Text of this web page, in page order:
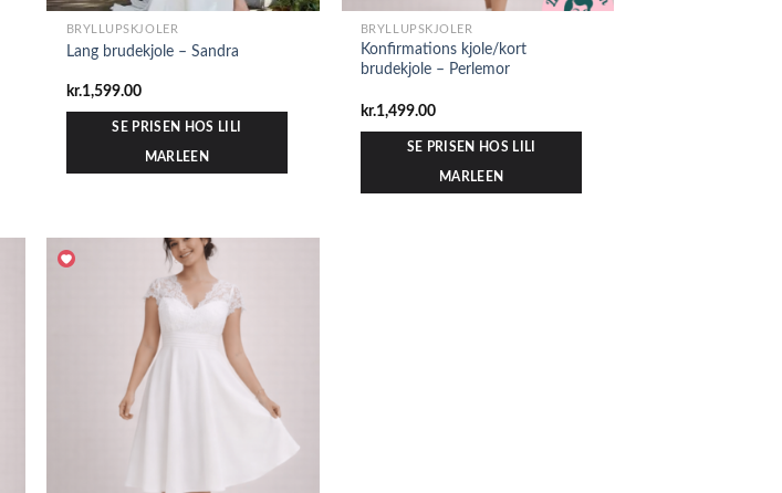
BRYLLUPSKJOLER
Lang brudekjole – Sandra
kr.1,599.00
SE PRISEN HOS LILI
MARLEEN
BRYLLUPSKJOLER
Konfirmations kjole/kort
brudekjole – Perlemor
kr.1,499.00
SE PRISEN HOS LILI
MARLEEN